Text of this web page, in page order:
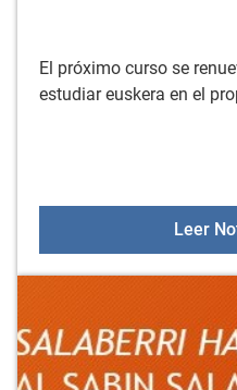
mundo rural "Sobre la tierra,
El próximo curso se
estudiar euskera en el
Leer